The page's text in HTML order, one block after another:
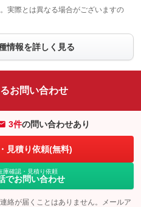
：装備なし
フロントカメラ
：装備なし
：装備なし
ルーフレール
：装備なし
：装備なし
装備略号／用語解説
実際とは異なる場合がございますの
情報を詳しく見る
お問い合わせ
3件の問い合わせあり
見積り依頼(無料)
庫確認・見積り依頼
でお問い合わせ
絡が届くことはありません。メールア